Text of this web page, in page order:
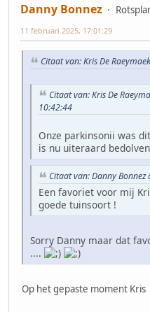
Danny Bonnez
11 februari 2025, 17:01:29
Citaat van: Kris De
Citaat van: Kris De
10:42:44
Onze parkinsonii was
is nu uiteraard
Citaat van: Danny
Een favoriet voor mij
goede tuinsoort !
Sorry Danny maar dat
....
Op het gepaste moment Kris